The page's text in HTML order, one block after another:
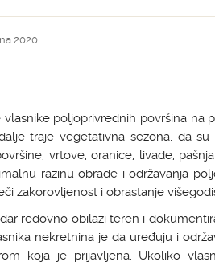
2020.
vlasnike poljoprivrednih površina na
traje vegetativna sezona, da su
vrtove, oranice, livade,
razinu obrade i održavanja
zakorovljenost i obrastanje
redovno obilazi teren i
nekretnina je da uređuju i
koja je prijavljena. Ukoliko